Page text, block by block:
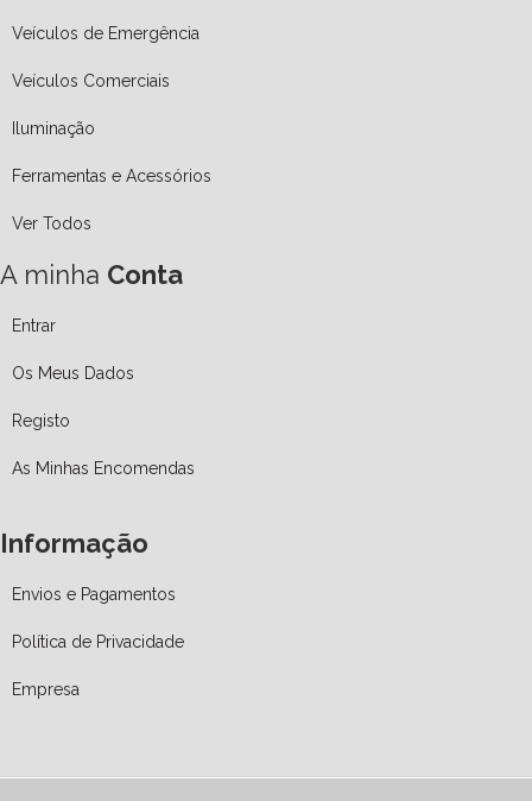
Veículos de Emergência
Veículos Comerciais
Iluminação
Ferramentas e Acessórios
Ver Todos
A minha Conta
Entrar
Os Meus Dados
Registo
As Minhas Encomendas
Informação
Envios e Pagamentos
Política de Privacidade
Empresa